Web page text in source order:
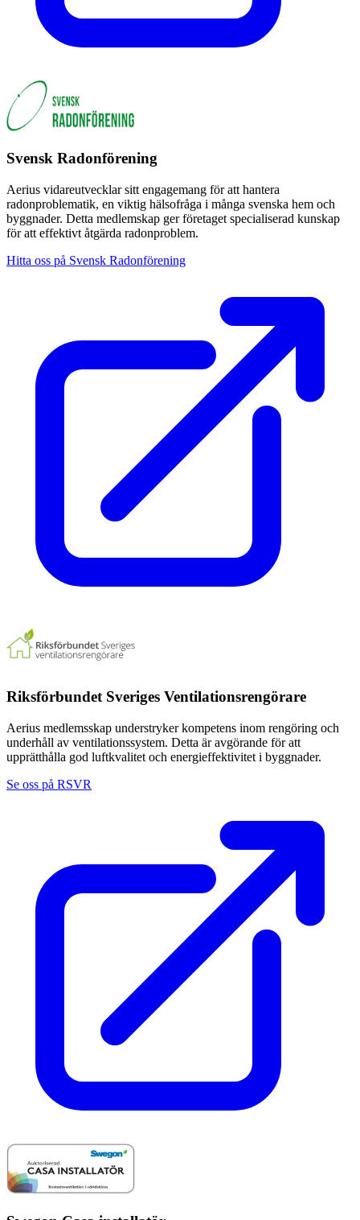
Svensk Radonförening
Aerius vidareutvecklar sitt engagemang för att hantera
radonproblematik, en viktig hälsofråga i många svenska hem och
byggnader. Detta medlemskap ger företaget specialiserad kunskap
för att effektivt åtgärda radonproblem.
Hitta oss på Svensk Radonförening
Riksförbundet Sveriges Ventilationsrengörare
Aerius medlemsskap understryker kompetens inom rengöring och
underhåll av ventilationssystem. Detta är avgörande för att
upprätthålla god luftkvalitet och energieffektivitet i byggnader.
Se oss på RSVR